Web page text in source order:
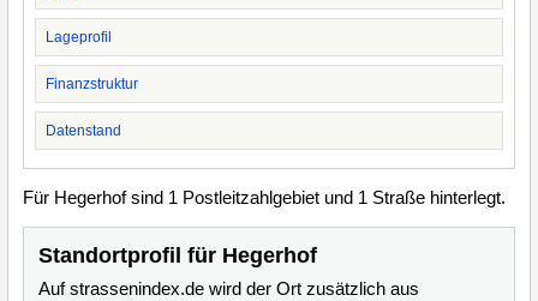
Lageprofil
Finanzstruktur
Datenstand
Für Hegerhof sind 1 Postleitzahlgebiet und 1 Straße hinterlegt.
Standortprofil für Hegerhof
Auf strassenindex.de wird der Ort zusätzlich aus